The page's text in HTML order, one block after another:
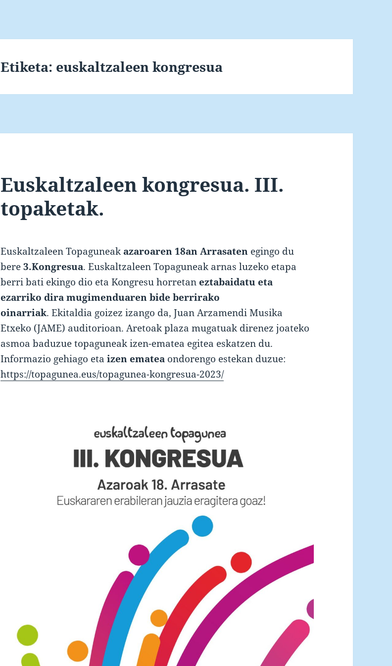
Etiketa: euskaltzaleen kongresua
Euskaltzaleen kongresua. III.
topaketak.
Euskaltzaleen Topaguneakazaroaren 18an Arrasaten egingo du
bere3.Kongresua. Euskaltzaleen Topaguneak arnas luzeko etapa
berri bati ekingo dio eta Kongresu horretan eztabaidatu eta
ezarriko dira mugimenduaren bide berrirako
oinarriak. Ekitaldia goizez izango da, Juan Arzamendi Musika
Etxeko (JAME) auditorioan. Aretoak plaza mugatuak direnez joateko
asmoa baduzue topaguneak izen-ematea egitea eskatzen du.
Informazio gehiago etaizen ematea ondorengo estekan duzue:
https://topagunea.eus/topagunea-kongresua-2023/